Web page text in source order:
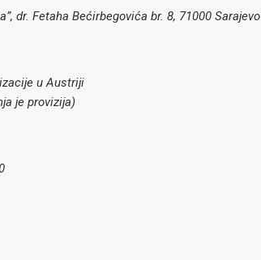
dr. Fetaha Bećirbegovića br. 8, 71000 Sarajevo
u Austriji
je provizija)